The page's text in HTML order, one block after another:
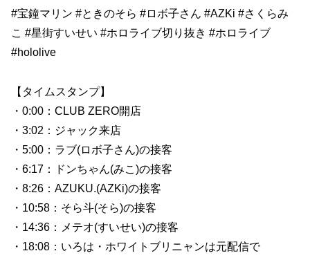
#宝鐘マリン #ときのそら #ロボ子さん #AZKi #さくらみ
こ #星街すいせい #ホロライブ切り抜き #ホロライブ
#hololive
【タイムスタンプ】
・0:00：CLUB ZERO開店
・3:02：ジャック来店
・5:00：ラブ(ロボ子さん)の接客
・6:17：ドンちゃん(みこ)の接客
・8:26：AZUKU.(AZKi)の接客
・10:58：そら斗(そら)の接客
・14:36：メテオ(すいせい)の接客
・18:08：いろは・ホワイトブリニャンは元配信で